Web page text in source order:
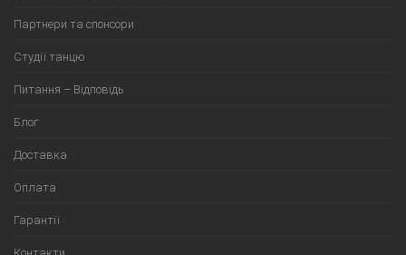
Партнери та спонсори
Студії танцю
Питання – Відповідь
Блог
Доставка
Оплата
Гарантії